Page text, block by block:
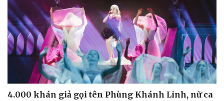
Cải chính
4.000 khán giả gọi tên Phùng Khánh Linh, nữ ca